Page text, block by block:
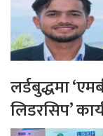
लर्डबुद्धमा
लिडरसिप’